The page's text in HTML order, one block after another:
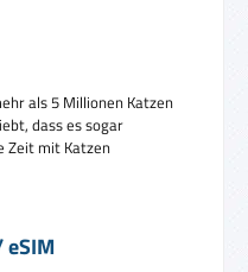
als 5 Millionen Katzen
dass es sogar
Zeit mit Katzen